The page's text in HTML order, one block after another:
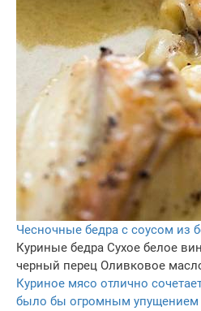
Чесночные бедра с соусом из
Куриные бедра Сухое белое
черный перец Оливковое
Куриное мясо отлично
было бы огромным упущением